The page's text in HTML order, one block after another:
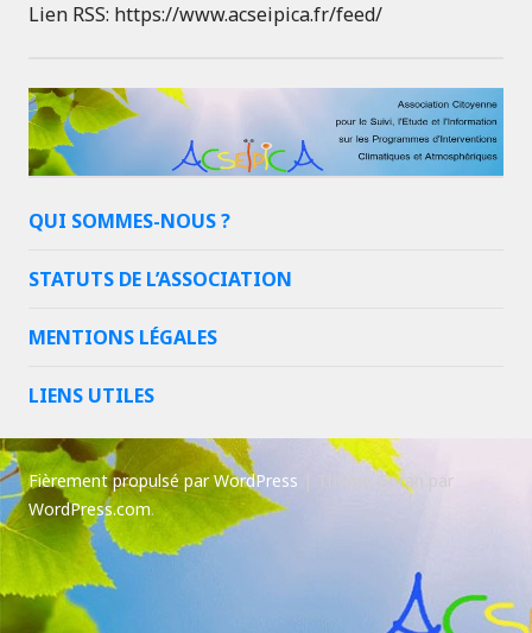
Lien RSS: https://www.acseipica.fr/feed/
QUI SOMMES-NOUS ?
STATUTS DE L’ASSOCIATION
MENTIONS LÉGALES
LIENS UTILES
Fièrement propulsé par WordPress
Thème Goran par
WordPress.com.